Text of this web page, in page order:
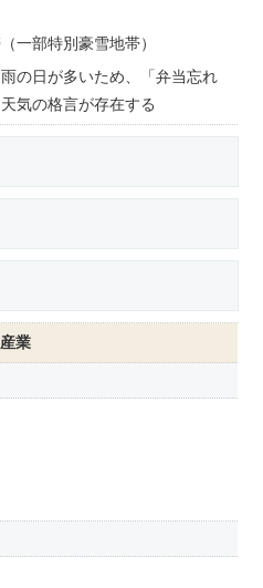
一部特別豪雪地帯）
の日が多いため、「弁当忘れ
気の格言が存在する
産業